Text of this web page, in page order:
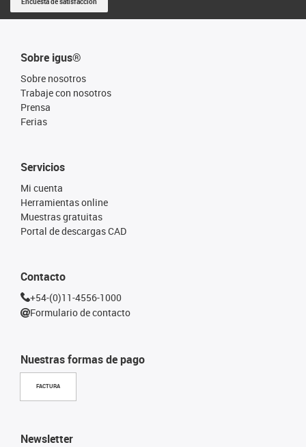
Sobre igus®
Sobre nosotros
Trabaje con nosotros
Prensa
Ferias
Nuestras formas de pago
FACTURA
Servicios
Mi cuenta
Herramientas online
Muestras gratuitas
Portal de descargas CAD
Contacto
+54-(0)11-4556-1000
Formulario de contacto
Newsletter